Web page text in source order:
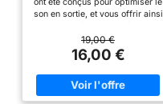
son en sortie, et vous offrir ainsi
Les écouteurs EarPods (USB-C)
intègrent également une
télécommande qui permet de
régler le volume, de contrôler la
lecture audio et vidéo, et de
répondre à des appels ou d’y
19,00 €
16,00 €